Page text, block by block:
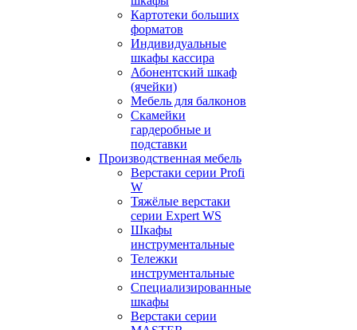
Картотеки больших
форматов
Индивидуальные
шкафы кассира
Абонентский шкаф
(ячейки)
Мебель для балконов
Скамейки
гардеробные и
подставки
Производственная мебель
Верстаки серии Profi
W
Тяжёлые верстаки
серии Expert WS
Шкафы
инструментальные
Тележки
инструментальные
Cпециализированные
шкафы
Верстаки серии